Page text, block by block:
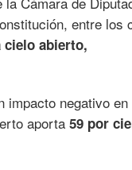
entre los
cielo abierto,
impacto negativo en
aporta 59 por